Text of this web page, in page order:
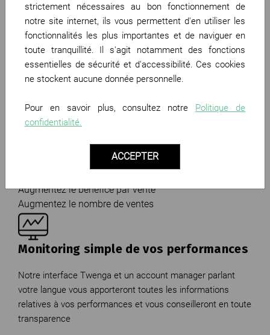
Développez votre campagne directe et
réduisez votre CoS global
Cost of Sale inférieur
Plus de ventes
Indiquez-nous le KPI que vous souhaitez optimiser et nous
Augmentez le bénéfice par vente
Augmentez le nombre de ventes
Monitoring simple de vos performances
Notre interface Twenga et un account manager parlant
votre langue vous apporteront toutes les informations
relatives à vos performances et vous conseilleront en toute
transparence
strictement nécessaires au bon fonctionnement de
notre site internet, ils vous permettent d'en utiliser les
fonctionnalités les plus importantes et de naviguer en
toute tranquillité. Il s'agit notamment des fonctions
essentielles de sécurité et d'accessibilité. Ces cookies
ne stockent aucune donnée personnelle.
Pour en savoir plus, consultez notre Politique de
confidentialité.
ACCEPTER